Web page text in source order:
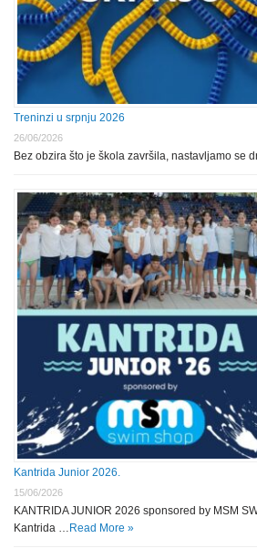
Treninzi u srpnju 2026
26/06/2026
Bez obzira što je škola završila, nastavljamo se
Kantrida Junior 2026.
15/06/2026
KANTRIDA JUNIOR 2026 sponsored by MSM
Kantrida … Read More »